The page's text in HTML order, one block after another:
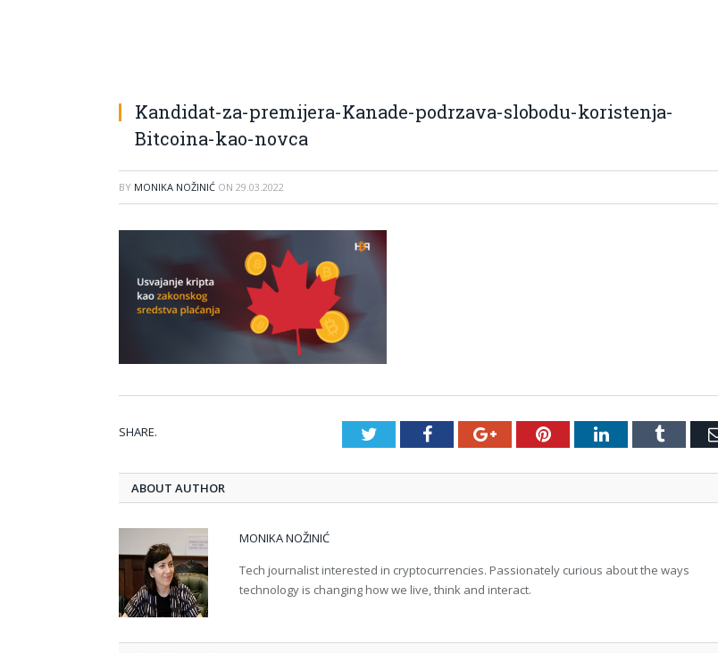
Kandidat-za-premijera-Kanade-podrzava-slobodu-koristenja-
Bitcoina-kao-novca
BY MONIKA NOŽINIĆ ON 29.03.2022
SHARE. TwitterFacebookGoogle+PinterestLinkedInTumblr
ABOUT AUTHOR
MONIKA NOŽINIĆ
Tech journalist interested in cryptocurrencies. Passionately curious about the ways
technology is changing how we live, think and interact.